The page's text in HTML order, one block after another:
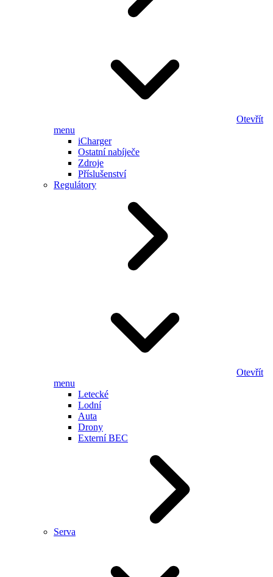
Otevřít
menu
iCharger
Ostatní nabíječe
Zdroje
Příslušenství
Regulátory
Otevřít
menu
Letecké
Lodní
Auta
Drony
Externí BEC
Serva